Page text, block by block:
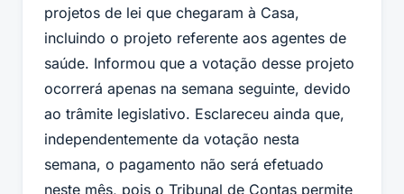
projetos de lei que chegaram à Casa,
incluindo o projeto referente aos agentes de
saúde. Informou que a votação desse projeto
ocorrerá apenas na semana seguinte, devido
ao trâmite legislativo. Esclareceu ainda que,
independentemente da votação nesta
semana, o pagamento não será efetuado
neste mês, pois o Tribunal de Contas permite